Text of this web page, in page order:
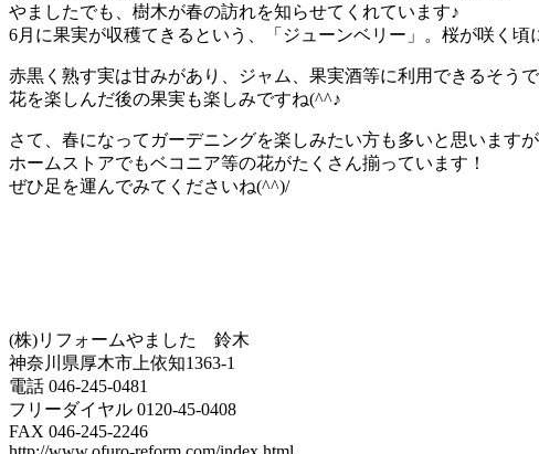
やましたでも、樹木が春の訪れを知らせてくれています♪
6月に果実が収穫てきるという、「ジューンベリー」。桜が咲く頃
赤黒く熟す実は甘みがあり、ジャム、果実酒等に利用できるそうで
花を楽しんだ後の果実も楽しみですね(^^♪
さて、春になってガーデニングを楽しみたい方も多いと思いますが
ホームストアでもベコニア等の花がたくさん揃っています！
ぜひ足を運んでみてくださいね(^^)/
(株)リフォームやました 鈴木
神奈川県厚木市上依知1363-1
電話 046-245-0481
フリーダイヤル 0120-45-0408
FAX 046-245-2246